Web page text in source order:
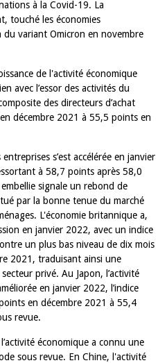
à la Covid-19. La
touché les économies
variant Omicron en novembre
de l'activité économique
avec l’essor des activités du
des directeurs d’achat
décembre 2021 à 55,5 points en
s’est accélérée en janvier
à 58,7 points après 58,0
signale un rebond de
par la bonne tenue du marché
L'économie britannique a,
en janvier 2022, avec un indice
un plus bas niveau de dix mois
2021, traduisant ainsi une
privé. Au Japon, l’activité
en janvier 2022, l’indice
en décembre 2021 à 55,4
revue.
économique a connu une
sous revue. En Chine, l'activité